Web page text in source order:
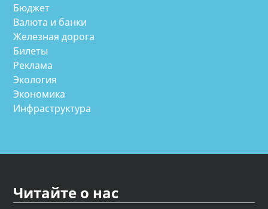
Бюджет
Валюта и банки
Железная дорога
Билеты
Реклама
Экология
Экономика
Инфраструктура
Читайте о нас